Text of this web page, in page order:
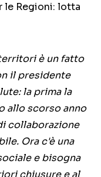
le Regioni: lotta
è un fatto
il presidente
la prima la
allo scorso anno
collaborazione
Ora c'è una
e bisogna
chiusure e al